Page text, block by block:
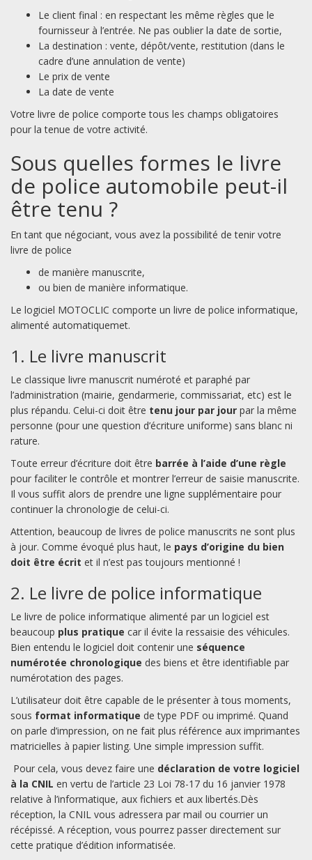
Le client final : en respectant les même règles que le
fournisseur à l’entrée. Ne pas oublier la date de sortie,
La destination : vente, dépôt/vente, restitution (dans le
cadre d’une annulation de vente)
Le prix de vente
La date de vente
Votre livre de police comporte tous les champs obligatoires
pour la tenue de votre activité.
Sous quelles formes le livre
de police automobile peut-il
être tenu ?
En tant que négociant, vous avez la possibilité de tenir votre
livre de police
de manière manuscrite,
ou bien de manière informatique.
Le logiciel MOTOCLIC comporte un livre de police informatique,
alimenté automatiquemet.
1. Le livre manuscrit
Le classique livre manuscrit numéroté et paraphé par
l’administration (mairie, gendarmerie, commissariat, etc) est le
plus répandu. Celui-ci doit être tenu jour par jour par la même
personne (pour une question d’écriture uniforme) sans blanc ni
rature.
Toute erreur d’écriture doit être barrée à l’aide d’une règle
pour faciliter le contrôle et montrer l’erreur de saisie manuscrite.
Il vous suffit alors de prendre une ligne supplémentaire pour
continuer la chronologie de celui-ci.
Attention, beaucoup de livres de police manuscrits ne sont plus
à jour. Comme évoqué plus haut, le pays d’origine du bien
doit être écrit et il n’est pas toujours mentionné !
2. Le livre de police informatique
Le livre de police informatique alimenté par un logiciel est
beaucoup plus pratique car il évite la ressaisie des véhicules.
Bien entendu le logiciel doit contenir une séquence
numérotée chronologique des biens et être identifiable par
numérotation des pages.
L’utilisateur doit être capable de le présenter à tous moments,
sous format informatique de type PDF ou imprimé. Quand
on parle d’impression, on ne fait plus référence aux imprimantes
matricielles à papier listing. Une simple impression suffit.
Pour cela, vous devez faire une déclaration de votre logiciel
à la CNIL en vertu de l’article 23 Loi 78-17 du 16 janvier 1978
relative à l’informatique, aux fichiers et aux libertés.Dès
réception, la CNIL vous adressera par mail ou courrier un
récépissé. A réception, vous pourrez passer directement sur
cette pratique d’édition informatisée.